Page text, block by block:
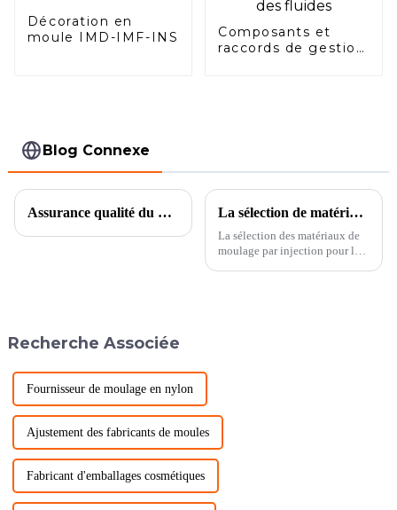
Décoration en
moule IMD-IMF-INS
Composants et
raccords de gestion
Blog Connexe
Assurance qualité du moulage par injection plastique de précision AnsixTech La sélection de matériaux de moulage par injection pour les connecteurs de précision automobiles
La sélection des matériaux de
moulage par injection pour les
Recherche Associée
Fournisseur de moulage en nylon
Ajustement des fabricants de moules
Fabricant d'emballages cosmétiques